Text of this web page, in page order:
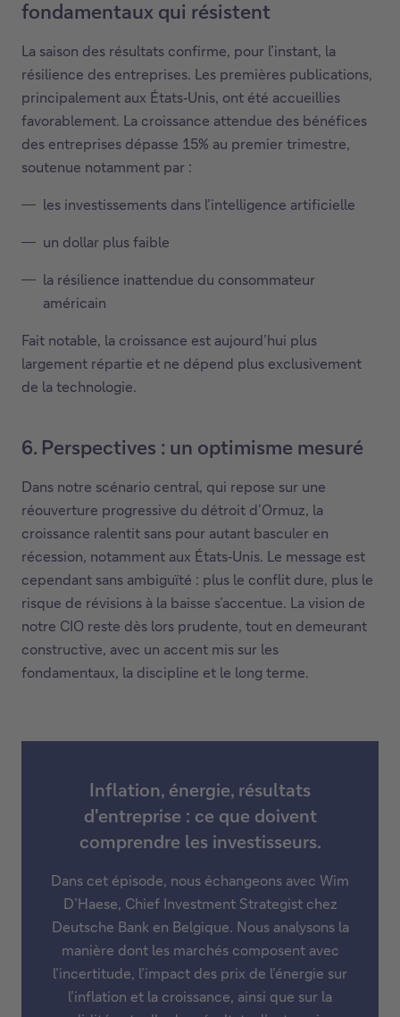
fondamentaux qui résistent
La saison des résultats confirme, pour l’instant, la
résilience des entreprises. Les premières publications,
principalement aux États‑Unis, ont été accueillies
favorablement. La croissance attendue des bénéfices
des entreprises dépasse 15% au premier trimestre,
soutenue notamment par :
les investissements dans l’intelligence artificielle
un dollar plus faible
la résilience inattendue du consommateur
américain
Fait notable, la croissance est aujourd’hui plus
largement répartie et ne dépend plus exclusivement
de la technologie.
6. Perspectives : un optimisme mesuré
Dans notre scénario central, qui repose sur une
réouverture progressive du détroit d’Ormuz, la
croissance ralentit sans pour autant basculer en
récession, notamment aux États‑Unis. Le message est
cependant sans ambiguïté : plus le conflit dure, plus le
risque de révisions à la baisse s’accentue. La vision de
notre CIO reste dès lors prudente, tout en demeurant
constructive, avec un accent mis sur les
fondamentaux, la discipline et le long terme.
Inflation, énergie, résultats
d'entreprise : ce que doivent
comprendre les investisseurs.
Dans cet épisode, nous échangeons avec Wim
D’Haese, Chief Investment Strategist chez
Deutsche Bank en Belgique. Nous analysons la
manière dont les marchés composent avec
l’incertitude, l’impact des prix de l’énergie sur
l’inflation et la croissance, ainsi que sur la